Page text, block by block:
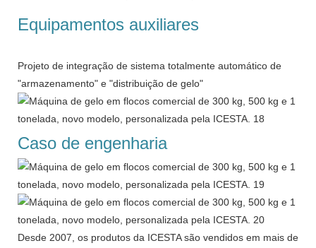
Equipamentos auxiliares
Projeto de integração de sistema totalmente automático de
"armazenamento" e "distribuição de gelo"
Caso de engenharia
Desde 2007, os produtos da ICESTA são vendidos em mais de